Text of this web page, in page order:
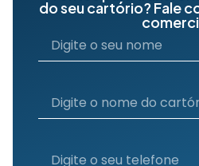
do seu cartório? Fale